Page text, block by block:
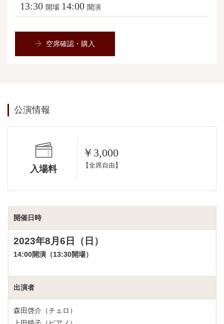
13:30 開場 14:00 開演
空席確認・購入
公演情報
入場料
￥3,000
【全席自由】
開催日時
2023年8月6日（日）
14:00開演（13:30開場）
出演者
森田啓介（チェロ）